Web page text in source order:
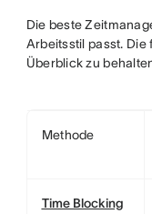
Die beste
Arbeitsstil passt. Die
Überblick zu
Methode
Time Blocking